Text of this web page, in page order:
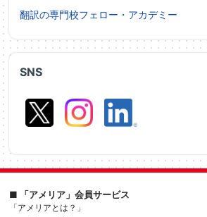
SNS
翻訳の専門校フェロー・アカデミー
■ 「アメリア」会員サービス
「アメリアとは？」